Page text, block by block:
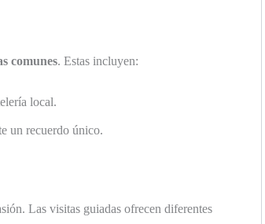
comunes. Estas incluyen:
local.
un recuerdo único.
Las visitas guiadas ofrecen diferentes